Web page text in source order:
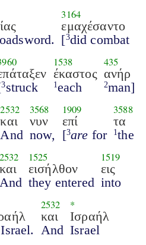
3164
εμαχέσαντο
[3did combat
3struck
1538
έκαστος
1 each
435
ανήρ
2man]
2532
και
And
3568
νυν
now,
1909
επί
[3are for
3588
τα
1the
2532
και
And
1525
εισήλθον
they entered
1519
εις
into
2532
και
And
*
Ισραήλ
Israel